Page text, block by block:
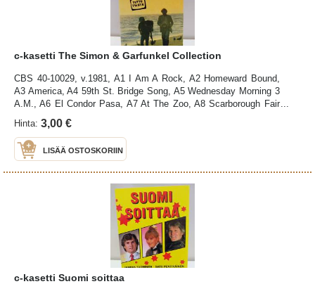
c-kasetti The Simon & Garfunkel Collection
CBS 40-10029, v.1981, A1 I Am A Rock, A2 Homeward Bound,
A3 America, A4 59th St. Bridge Song, A5 Wednesday Morning 3
A.M., A6 El Condor Pasa, A7 At The Zoo, A8 Scarborough Fair
Robinson, B3 Keep The Customer Satisfied, B4 Song For The
Asking, B5 Hazy Shade Of Winter, B6 Cecilia, B7 Old Friends,
Bookends Theme, B8 Bridge Over Troubled Water, kotelo: kulma
K3=hyvä, K2=tyydyttävä, K1=kehno), kuntoarviointi
silmämääräisesti, ei soittamalla
Hinta: 3,00 €
LISÄÄ OSTOSKORIIN
c-kasetti Suomi soittaa